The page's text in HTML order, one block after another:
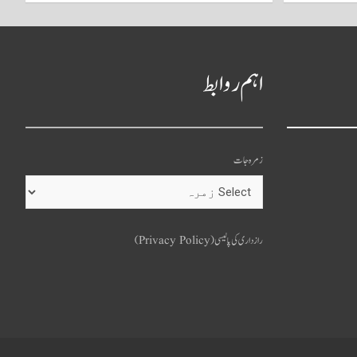
اہم روابط
زمرہ جات
رازداری کی پالیسی (Privacy Policy)